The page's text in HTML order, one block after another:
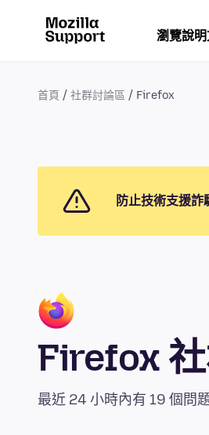
瀏覽說
首頁 社群討論區 Firefox
防止技術支援詐
Firefox
最近 24 小時內有 19 個問